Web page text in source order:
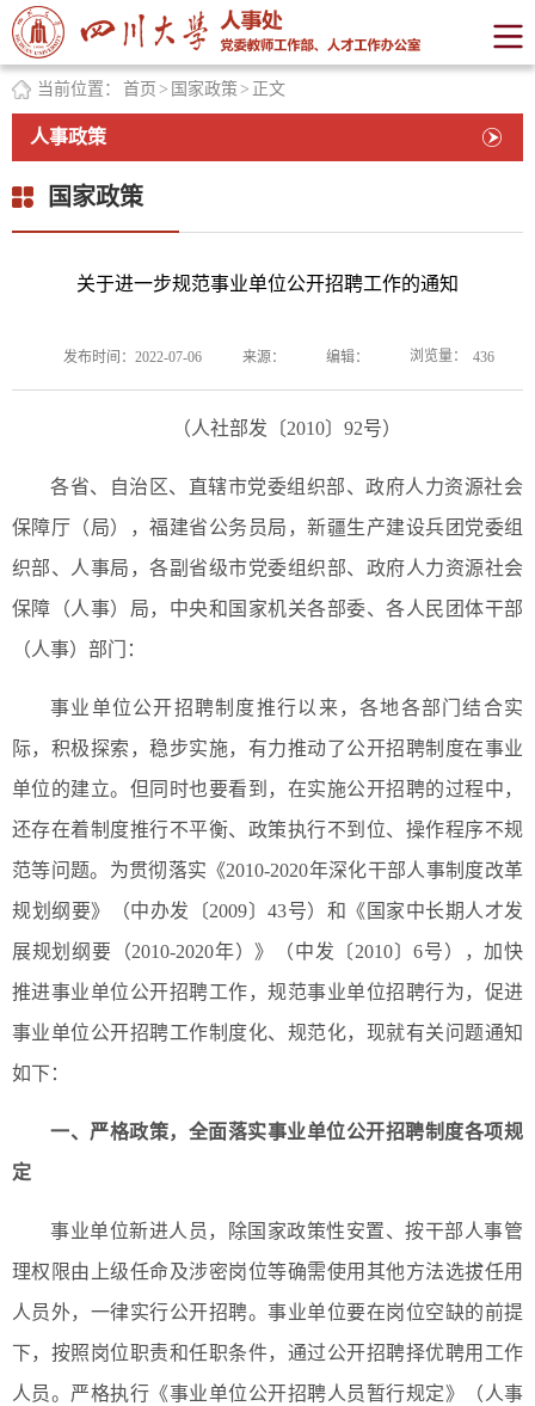
当前位置： 首页 > 国家政策 > 正文
人事政策
国家政策
关于进一步规范事业单位公开招聘工作的通知
发布时间：2022-07-06 来源： 编辑： 浏览量： 436
（人社部发〔2010〕92号）
各省、自治区、直辖市党委组织部、政府人力资源社会
保障厅（局），福建省公务员局，新疆生产建设兵团党委组
织部、人事局，各副省级市党委组织部、政府人力资源社会
保障（人事）局，中央和国家机关各部委、各人民团体干部
（人事）部门：
事业单位公开招聘制度推行以来，各地各部门结合实
际，积极探索，稳步实施，有力推动了公开招聘制度在事业
单位的建立。但同时也要看到，在实施公开招聘的过程中，
还存在着制度推行不平衡、政策执行不到位、操作程序不规
范等问题。为贯彻落实《2010-2020年深化干部人事制度改革
规划纲要》（中办发〔2009〕43号）和《国家中长期人才发
展规划纲要（2010-2020年）》（中发〔2010〕6号），加快
推进事业单位公开招聘工作，规范事业单位招聘行为，促进
事业单位公开招聘工作制度化、规范化，现就有关问题通知
如下：
一、严格政策，全面落实事业单位公开招聘制度各项规
定
事业单位新进人员，除国家政策性安置、按干部人事管
理权限由上级任命及涉密岗位等确需使用其他方法选拔任用
人员外，一律实行公开招聘。事业单位要在岗位空缺的前提
下，按照岗位职责和任职条件，通过公开招聘择优聘用工作
人员。严格执行《事业单位公开招聘人员暂行规定》（人事